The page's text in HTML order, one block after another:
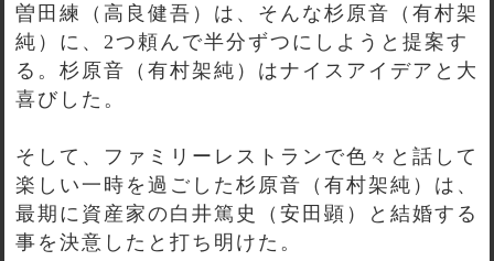
曽田練（高良健吾）は、そんな杉原音（有村架
純）に、2つ頼んで半分ずつにしようと提案す
る。杉原音（有村架純）はナイスアイデアと大
喜びした。
そして、ファミリーレストランで色々と話して
楽しい一時を過ごした杉原音（有村架純）は、
最期に資産家の白井篤史（安田顕）と結婚する
事を決意したと打ち明けた。